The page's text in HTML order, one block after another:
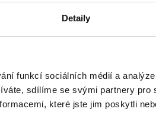
Detaily
funkcí sociálních médií a
sdílíme se svými partnery pro
které jste jim poskytli
identit